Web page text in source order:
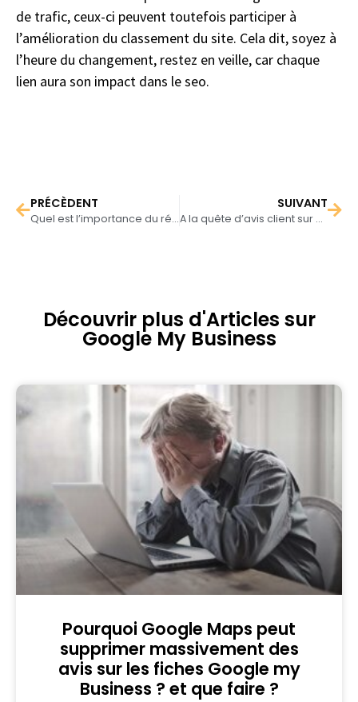
de trafic, ceux-ci peuvent toutefois participer à
l’amélioration du classement du site. Cela dit, soyez à
l’heure du changement, restez en veille, car chaque
lien aura son impact dans le seo.
PRÉCÈDENT
Quel est l’importance du référencement naturel pour une entreprise de Transport (Taxi et VTC) ?
SUIVANT
A la quête d’avis client sur Google Maps
Découvrir plus d'Articles sur
Google My Business
Pourquoi Google Maps peut
supprimer massivement des
avis sur les fiches Google my
Business ? et que faire ?